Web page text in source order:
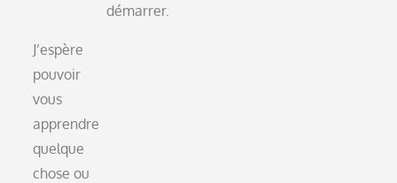
démarrer.
J’espère
pouvoir
vous
apprendre
quelque
chose ou